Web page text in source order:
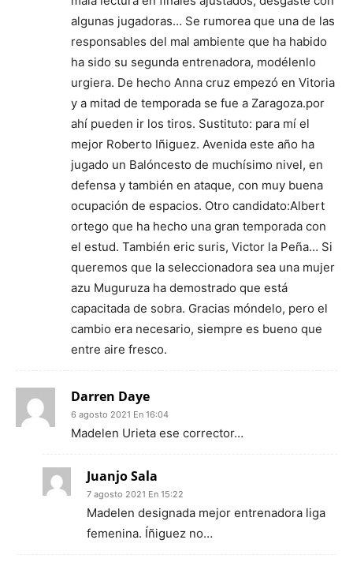
algunas jugadoras… Se rumorea que una de las
responsables del mal ambiente que ha habido
ha sido su segunda entrenadora, modélenlo
urgiera. De hecho Anna cruz empezó en Vitoria
y a mitad de temporada se fue a Zaragoza.por
ahí pueden ir los tiros. Sustituto: para mí el
mejor Roberto Iñiguez. Avenida este año ha
jugado un Balóncesto de muchísimo nivel, en
defensa y también en ataque, con muy buena
ocupación de espacios. Otro candidato:Albert
ortego que ha hecho una gran temporada con
el estud. También eric suris, Victor la Peña… Si
queremos que la seleccionadora sea una mujer
azu Muguruza ha demostrado que está
capacitada de sobra. Gracias móndelo, pero el
cambio era necesario, siempre es bueno que
entre aire fresco.
Darren Daye
6 agosto 2021 En 16:04
Madelen Urieta ese corrector…
Juanjo Sala
7 agosto 2021 En 15:22
Madelen designada mejor entrenadora liga
femenina. Íñiguez no…